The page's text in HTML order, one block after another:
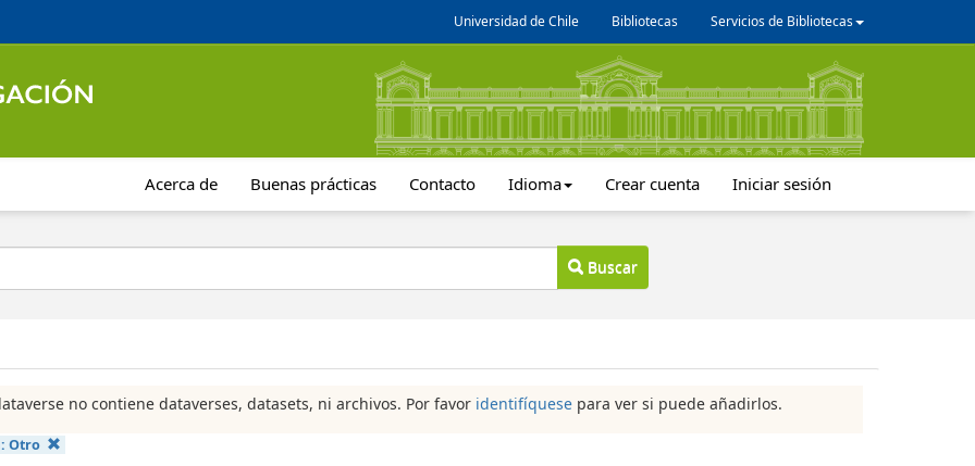
Universidad de Chile Bibliotecas Servicios de Bibliotecas
Acerca de Buenas prácticas Contacto Idioma Crear cuenta Iniciar sesión
Buscar
no contiene dataverses, datasets, ni archivos. Por favor identifíquese para ver si puede añadirlos.
Otro